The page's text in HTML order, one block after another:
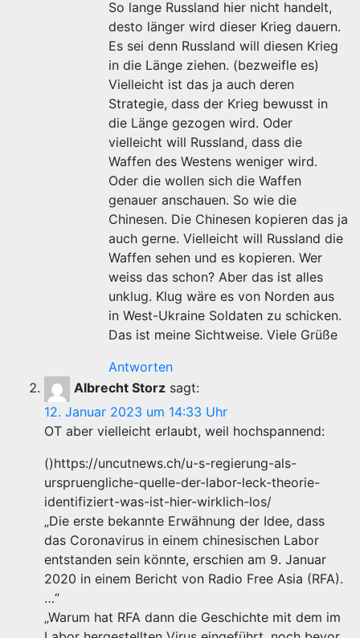
So lange Russland hier nicht handelt,
desto länger wird dieser Krieg dauern.
Es sei denn Russland will diesen Krieg
in die Länge ziehen. (bezweifle es)
Vielleicht ist das ja auch deren
Strategie, dass der Krieg bewusst in
die Länge gezogen wird. Oder
vielleicht will Russland, dass die
Waffen des Westens weniger wird.
Oder die wollen sich die Waffen
genauer anschauen. So wie die
Chinesen. Die Chinesen kopieren das ja
auch gerne. Vielleicht will Russland die
Waffen sehen und es kopieren. Wer
weiss das schon? Aber das ist alles
unklug. Klug wäre es von Norden aus
in West-Ukraine Soldaten zu schicken.
Das ist meine Sichtweise. Viele Grüße
Antworten
Albrecht Storz sagt:
12. Januar 2023 um 14:33 Uhr
OT aber vielleicht erlaubt, weil hochspannend:
()https://uncutnews.ch/u-s-regierung-als-
urspruengliche-quelle-der-labor-leck-theorie-
identifiziert-was-ist-hier-wirklich-los/
„Die erste bekannte Erwähnung der Idee, dass
das Coronavirus in einem chinesischen Labor
entstanden sein könnte, erschien am 9. Januar
2020 in einem Bericht von Radio Free Asia (RFA).
…“
„Warum hat RFA dann die Geschichte mit dem im